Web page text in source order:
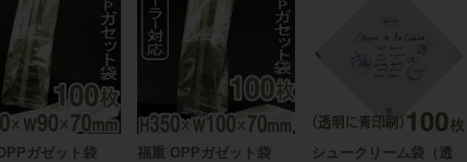
ガゼット袋
福重 OPPガゼット袋
シュークリーム袋（透